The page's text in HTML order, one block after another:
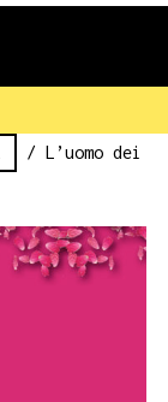
/ L’uomo dei